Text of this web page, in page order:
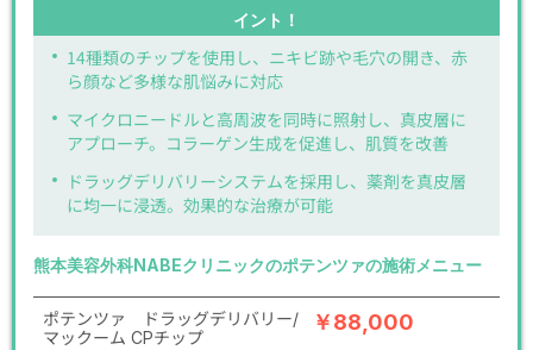
イント！
14種類のチップを使用し、ニキビ跡や毛穴の開き、赤
ら顔など多様な肌悩みに対応
マイクロニードルと高周波を同時に照射し、真皮層に
アプローチ。コラーゲン生成を促進し、肌質を改善
ドラッグデリバリーシステムを採用し、薬剤を真皮層
に均一に浸透。効果的な治療が可能
熊本美容外科NABEクリニックのポテンツァの施術メニュー
ポテンツァ ドラッグデリバリー/
マックーム CPチップ
￥88,000